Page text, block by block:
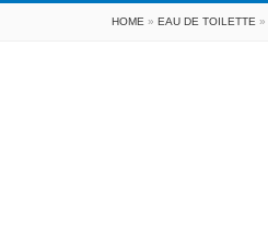
HOME » EAU DE TOILETTE »